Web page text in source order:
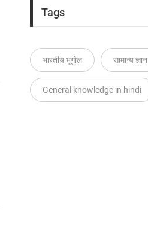
Tags
भारतीय भूगोल सामान्य ज्ञान
General knowledge in hindi